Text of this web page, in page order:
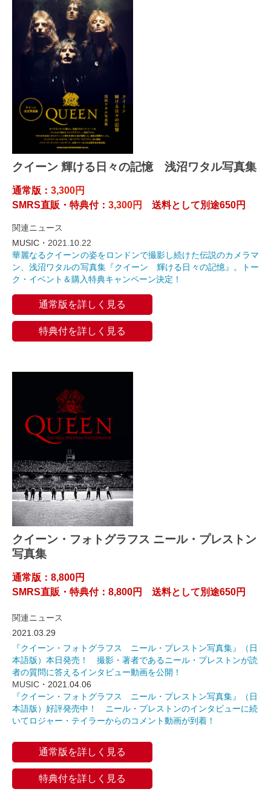
クイーン 輝ける日々の記憶 浅沼ワタル写真集
通常版： 3,300円
SMRS直販・特典付： 3,300円 送料として別途650円
関連ニュース
MUSIC・ 2021.10.22
華麗なるクイーンの姿をロンドンで撮影し続けた伝説のカメラマ
ン、浅沼ワタルの写真集『クイーン 輝ける日々の記憶』。トー
ク・イベント＆購入特典キャンペーン決定！
通常版を詳しく見る
特典付を詳しく見る
クイーン・フォトグラフス ニール・プレストン
写真集
通常版：8,800円
SMRS直販・特典付：8,800円 送料として別途650円
関連ニュース
2021.03.29
『クイーン・フォトグラフス ニール・プレストン写真集』（日
本語版）本日発売！ 撮影・著者であるニール・プレストンが読
者の質問に答えるインタビュー動画を公開！
MUSIC ・2021.04.06
『クイーン・フォトグラフス ニール・プレストン写真集』（日
本語版）好評発売中！ ニール・プレストンのインタビューに続
いてロジャー・テイラーからのコメント動画が到着！
通常版を詳しく見る
特典付を詳しく見る